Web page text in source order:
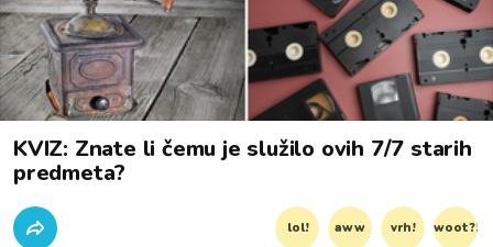
KVIZ: Znate li čemu je služilo ovih 7/7 starih
predmeta?
lol! aww vrh! woot?!